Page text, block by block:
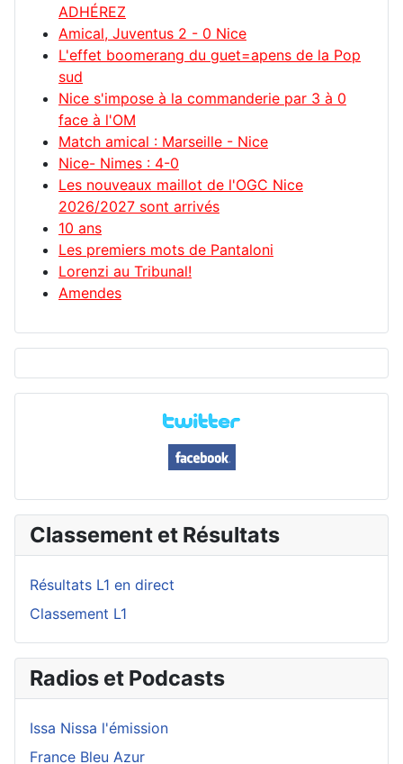
ADHÉREZ
Amical, Juventus 2 - 0 Nice
L'effet boomerang du guet=apens de la Pop
sud
Nice s'impose à la commanderie par 3 à 0
face à l'OM
Match amical : Marseille - Nice
Nice- Nimes : 4-0
Les nouveaux maillot de l'OGC Nice
2026/2027 sont arrivés
10 ans
Les premiers mots de Pantaloni
Lorenzi au Tribunal!
Amendes
Classement et Résultats
Résultats L1 en direct
Classement L1
Radios et Podcasts
Issa Nissa l'émission
France Bleu Azur